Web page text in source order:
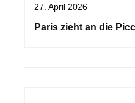
27. April 2026
Paris zieht an die